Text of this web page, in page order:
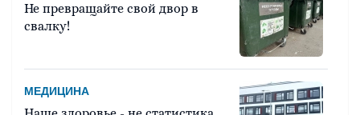
Не превращайте свой двор в
свалку!
МЕДИЦИНА